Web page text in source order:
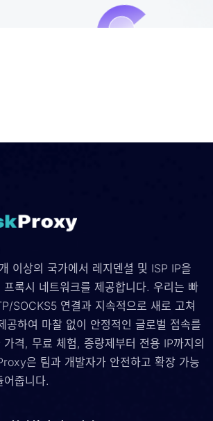
이상의 국가에서 레지덴셜 및 ISP IP을
록시 네트워크를 제공합니다. 우리는 빠
SOCKS5 연결과 지속적으로 새로 고쳐
공하여 마찰 없이 안정적인 글로벌 접속를
격, 무료 체험, 종량제부터 전용 IP까지의
은 팀과 개발자가 안전하고 확장 가능
줍니다.